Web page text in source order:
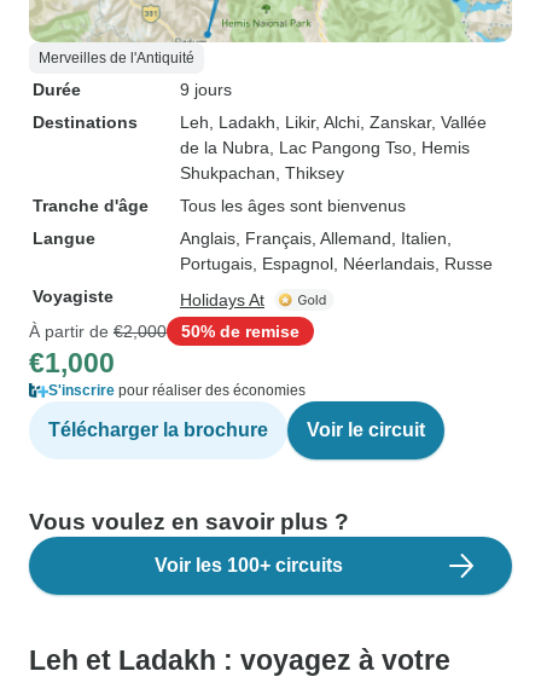
Merveilles de l'Antiquité
Durée
9 jours
Destinations
Leh , Ladakh , Likir, Alchi , Zanskar, Vallée
de la Nubra , Lac Pangong Tso , Hemis
Shukpachan , Thiksey
Tranche d'âge
Tous les âges sont bienvenus
Langue
Anglais, Français, Allemand, Italien,
Portugais, Espagnol, Néerlandais, Russe
Voyagiste
Holidays At
À partir de €2,000 50% de remise
€1,000
S'inscrire pour réaliser des économies
Télécharger la brochure Voir le circuit
Vous voulez en savoir plus ?
Voir les 100+ circuits
Leh et Ladakh : voyagez à votre